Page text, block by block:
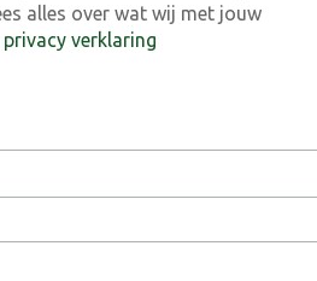
alles over wat wij met jouw
privacy verklaring